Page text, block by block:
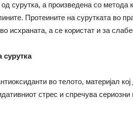
сурутка, а произведена со метода
Протеините на сурутката во
исхраната, а се користат и за
сурутка
во телото, материјал кој
стрес и спречува сериозни